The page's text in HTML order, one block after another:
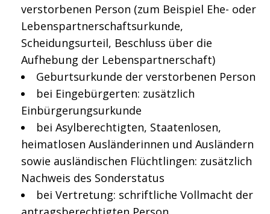
verstorbenen Person (zum Beispiel Ehe- oder
Lebenspartnerschaftsurkunde,
Scheidungsurteil, Beschluss über die
Aufhebung der Lebenspartnerschaft)
Geburtsurkunde der verstorbenen Person
bei Eingebürgerten: zusätzlich
Einbürgerungsurkunde
bei Asylberechtigten, Staatenlosen,
heimatlosen Ausländerinnen und Ausländern
sowie ausländischen Flüchtlingen: zusätzlich
Nachweis des Sonderstatus
bei Vertretung: schriftliche Vollmacht der